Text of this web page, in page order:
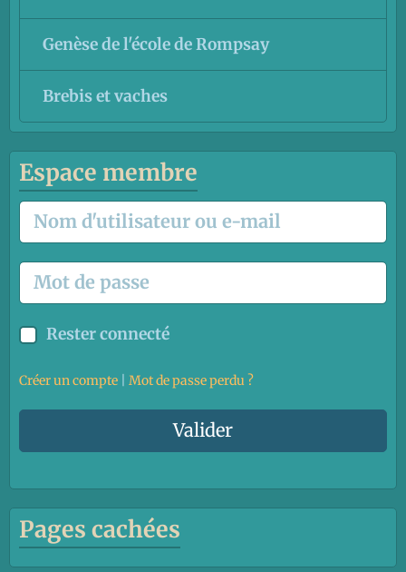
Genèse de l'école de Rompsay
Brebis et vaches
Espace membre
Rester connecté
Créer un compte Mot de passe perdu ?
Valider
Pages cachées